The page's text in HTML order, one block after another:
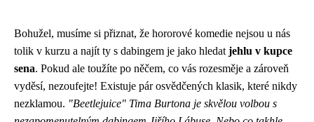
Bohužel, musíme si přiznat, že hororové komedie nejsou u nás
tolik v kurzu a najít ty s dabingem je jako hledat jehlu v kupce
sena. Pokud ale toužíte po něčem, co vás rozesměje a zároveň
vyděsí, nezoufejte! Existuje pár osvědčených klasik, které nikdy
nezklamou. "Beetlejuice" Tima Burtona je skvělou volbou s